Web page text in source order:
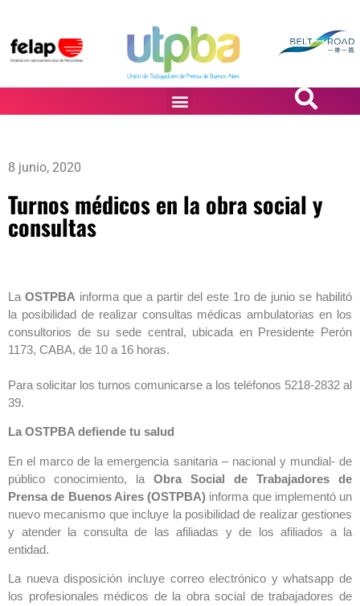
8 junio, 2020
Turnos médicos en la obra social y
consultas
La OSTPBA informa que a partir del este 1ro de junio se habilitó
la posibilidad de realizar consultas médicas ambulatorias en los
consultorios de su sede central, ubicada en Presidente Perón
1173, CABA, de 10 a 16 horas.
Para solicitar los turnos comunicarse a los teléfonos 5218-2832 al
39.
La OSTPBA defiende tu salud
En el marco de la emergencia sanitaria – nacional y mundial- de
público conocimiento, la Obra Social de Trabajadores de
Prensa de Buenos Aires (OSTPBA) informa que implementó un
nuevo mecanismo que incluye la posibilidad de realizar gestiones
y atender la consulta de las afiliadas y de los afiliados a la
entidad.
La nueva disposición incluye correo electrónico y whatsapp de
los profesionales médicos de la obra social de trabajadores de